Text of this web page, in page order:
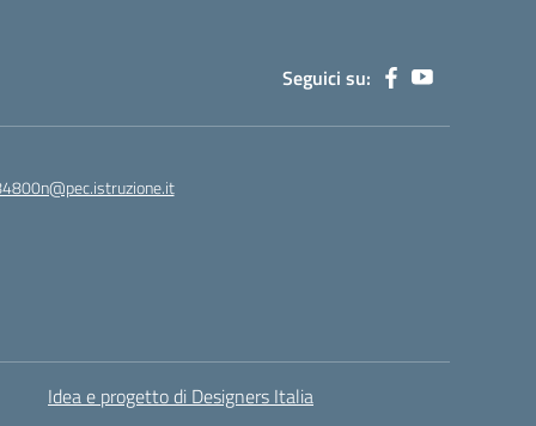
Seguici su:
Idea e progetto di Designers Italia